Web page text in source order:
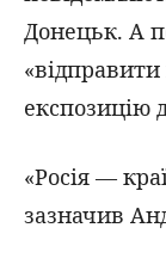
Донецьк. А
експозицію
«Росія —
зазначив